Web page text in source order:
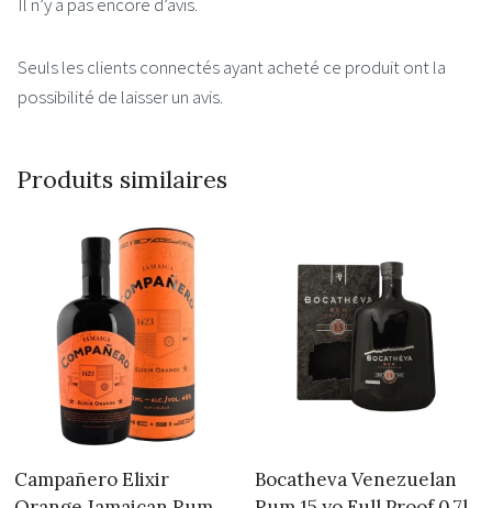
Seuls les clients connectés ayant acheté ce produit ont la
possibilité de laisser un avis.
Produits similaires
Campañero Elixir
Bocatheva Venezuelan